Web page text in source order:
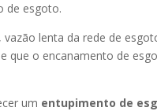
de esgoto.
vazão lenta da rede de
que o encanamento de
um entupimento de